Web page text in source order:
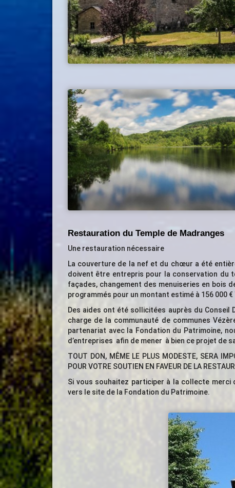
Restauration du Temple de Madranges
Une restauration nécessaire
La couverture de la nef et du chœur a été
doivent être entrepris pour la conservation du
façades, changement des menuiseries en bois
programmés pour un montant estimé à 156 000 €
Des aides ont été sollicitées auprès du Conseil
charge de la communauté de communes
partenariat avec la Fondation du Patrimoine,
d’entreprises afin de mener à bien ce projet de
TOUT DON, MÊME LE PLUS MODESTE, SERA
POUR VOTRE SOUTIEN EN FAVEUR DE LA
Si vous souhaitez participer à la collecte merci
vers le site de la Fondation du Patrimoine.